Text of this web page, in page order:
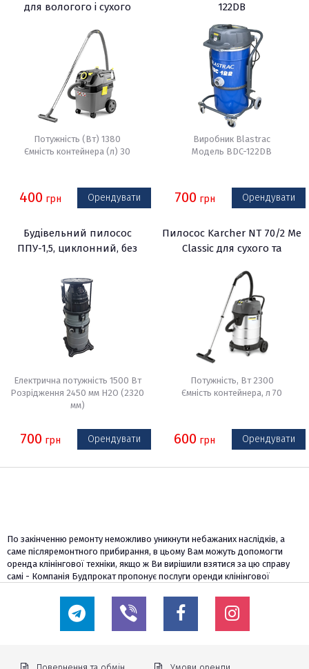
для вологого і сухого
Потужність (Вт) 1380
Ємність контейнера (л) 30
400 грн Орендувати
122DB
Виробник Blastrac
Модель BDC-122DB
700 грн Орендувати
Будівельний пилосос
ППУ-1,5, циклонний, без
Електрична потужність 1500 Вт
Розрідження 2450 мм H2O (2320
мм)
700 грн Орендувати
Пилосос Karcher NT 70/2 Me
Classic для сухого та
Потужність, Вт 2300
Ємність контейнера, л 70
600 грн Орендувати
По закінченню ремонту неможливо уникнути небажаних наслідків, а
саме післяремонтного прибирання, в цьому Вам можуть допомогти
оренда клінінгової техніки, якщо ж Ви вирішили взятися за цю справу
самі - Компанія Будпрокат пропонує послуги оренди клінінгової
Будівельний пилосос Karcher NT 361 Eco ідеально підійде для
Вам необхідний будівельний пилосос Karcher NT 65 ECO. Побутовий